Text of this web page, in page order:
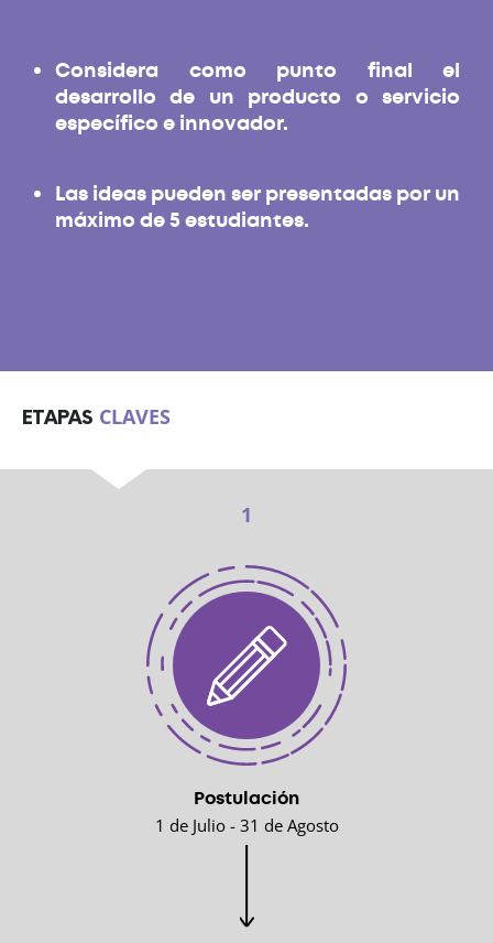
Considera como punto final el
desarrollo de un producto o servicio
específico e innovador.
Las ideas pueden ser presentadas por un
máximo de 5 estudiantes.
ETAPAS CLAVES
1
Postulación
1 de Julio - 31 de Agosto